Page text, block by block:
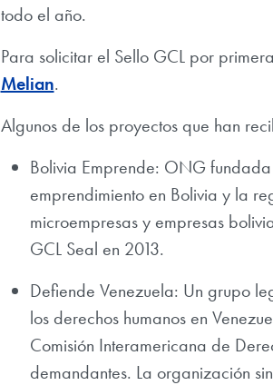
todo el año.
Para solicitar el Sello GCL por
Melian.
Algunos de los proyectos que han
Bolivia Emprende: ONG
emprendimiento en Bolivia y la
microempresas y empresas
GCL Seal en 2013.
Defiende Venezuela: Un grupo
los derechos humanos en
Comisión Interamericana de
demandantes. La organización